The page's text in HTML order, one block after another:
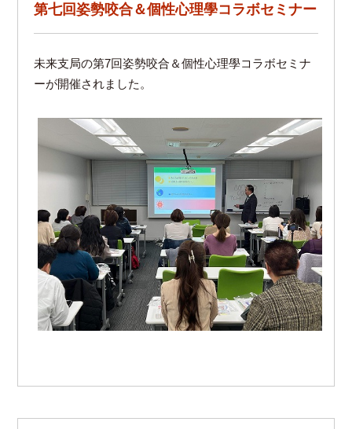
第七回姿勢咬合＆個性心理學コラボセミナー
未来支局の第7回姿勢咬合＆個性心理學コラボセミナ
ーが開催されました。